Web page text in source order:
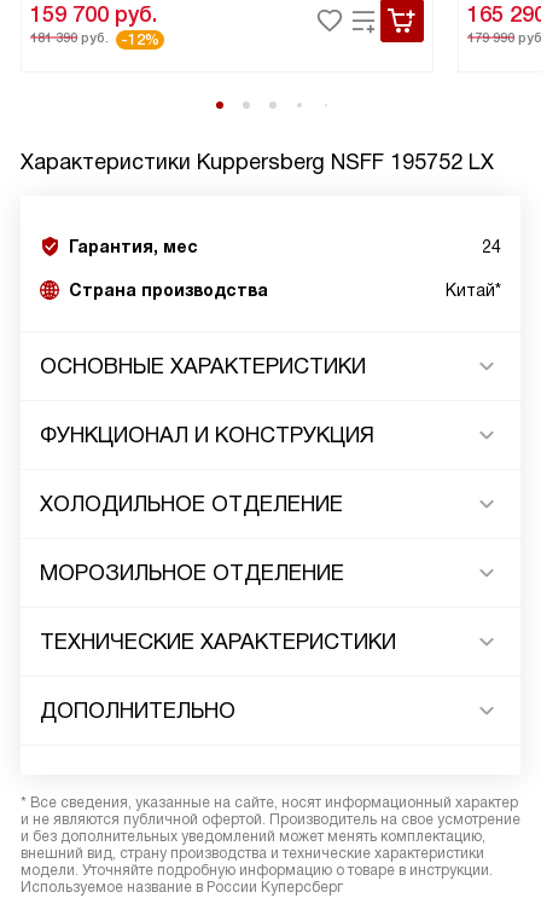
159 700 руб.
181 390 руб. -12%
165
179 990
Характеристики Kuppersberg NSFF 195752 LX
Гарантия, мес 24
Страна производства Китай*
ОСНОВНЫЕ ХАРАКТЕРИСТИКИ
ФУНКЦИОНАЛ И КОНСТРУКЦИЯ
ХОЛОДИЛЬНОЕ ОТДЕЛЕНИЕ
МОРОЗИЛЬНОЕ ОТДЕЛЕНИЕ
ТЕХНИЧЕСКИЕ ХАРАКТЕРИСТИКИ
ДОПОЛНИТЕЛЬНО
* Все сведения, указанные на сайте, носят информационный характер
и не являются публичной офертой. Производитель на свое усмотрение
и без дополнительных уведомлений может менять комплектацию,
внешний вид, страну производства и технические характеристики
модели. Уточняйте подробную информацию о товаре в инструкции.
Используемое название в России Куперсберг